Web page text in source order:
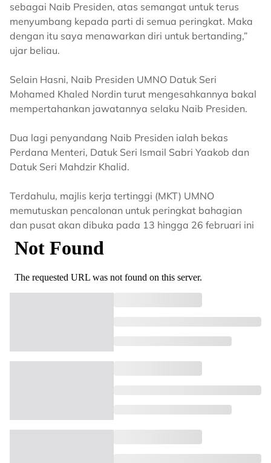
sebagai Naib Presiden, atas semangat untuk terus
menyumbang kepada parti di semua peringkat. Maka
dengan itu saya menawarkan diri untuk bertanding,”
ujar beliau.
Selain Hasni, Naib Presiden UMNO Datuk Seri
Mohamed Khaled Nordin turut mengesahkannya bakal
mempertahankan jawatannya selaku Naib Presiden.
Dua lagi penyandang Naib Presiden ialah bekas
Perdana Menteri, Datuk Seri Ismail Sabri Yaakob dan
Datuk Seri Mahdzir Khalid.
Terdahulu, majlis kerja tertinggi (MKT) UMNO
memutuskan pencalonan untuk peringkat bahagian
dan pusat akan dibuka pada 13 hingga 26 februari ini